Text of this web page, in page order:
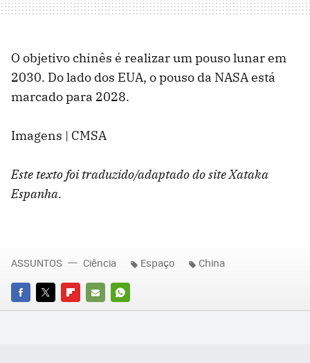
O objetivo chinês é realizar um pouso lunar em
2030. Do lado dos EUA, o pouso da NASA está
marcado para 2028.
Imagens | CMSA
Este texto foi traduzido/adaptado do site Xataka
Espanha.
FACEBOOK
TWITTERFLIPBOARD
E-
WHATSAPP
ASSUNTOS Ciência Espaço China